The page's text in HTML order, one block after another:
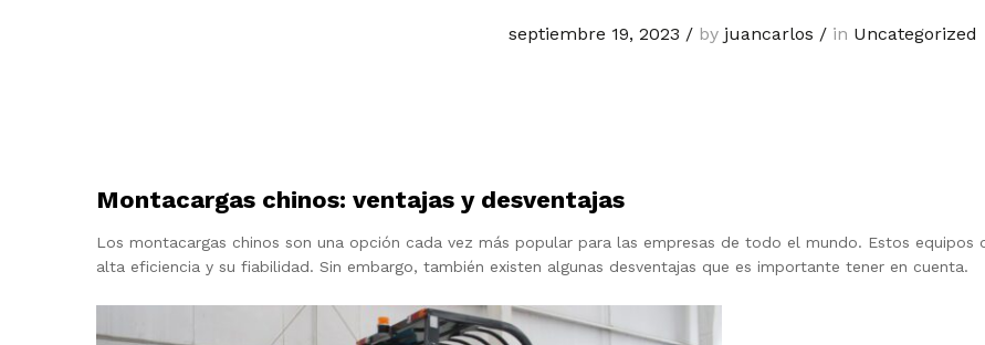
septiembre 19, 2023 / by juancarlos / in Uncategorized
Montacargas chinos: ventajas y desventajas
Los montacargas chinos son una opción cada vez más popular para las empresas de todo el mundo. Estos
alta eficiencia y su fiabilidad. Sin embargo, también existen algunas desventajas que es importante tener en cuenta.